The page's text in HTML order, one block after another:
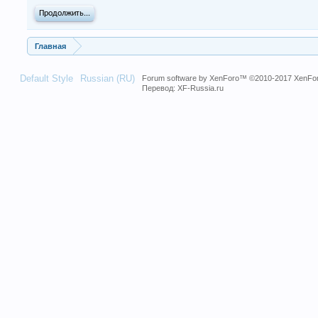
Продолжить...
Главная
Default Style Russian (RU) Forum software by XenForo™©2010-2017
Перевод:XF-Russia.ru